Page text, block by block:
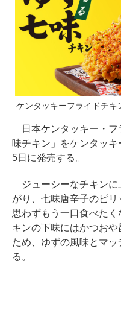
ケンタッキーフライドチキ
日本ケンタッキー・フ
味チキン」をケンタッ
5日に発売する。
ジューシーなチキンに
がり、七味唐辛子のピリ
思わずもう一口食べた
キンの下味にはかつお
ため、ゆずの風味とマ
る。